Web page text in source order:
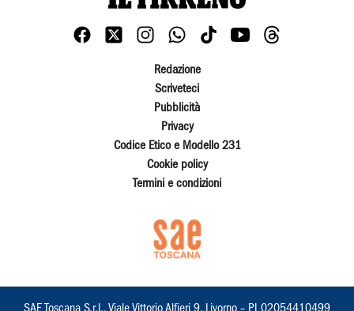
Redazione
Scriveteci
Pubblicità
Privacy
Codice Etico e Modello 231
Cookie policy
Termini e condizioni
SAE Toscana S.r.l., Viale Vittorio Alfieri 9, Livorno – PI 02054410499